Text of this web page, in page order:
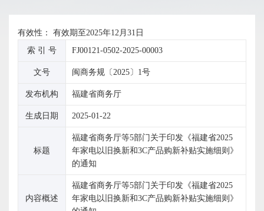
有效性： 有效期至2025年12月31日
索 引 号
FJ00121-0502-2025-00003
文号 闽商务规〔2025〕1号
发布机构 福建省商务厅
生成日期 2025-01-22
标题
福建省商务厅等5部门关于印发《福建省2025
年家电以旧换新和3C产品购新补贴实施细则》
的通知
内容概述
福建省商务厅等5部门关于印发《福建省2025
年家电以旧换新和3C产品购新补贴实施细则》